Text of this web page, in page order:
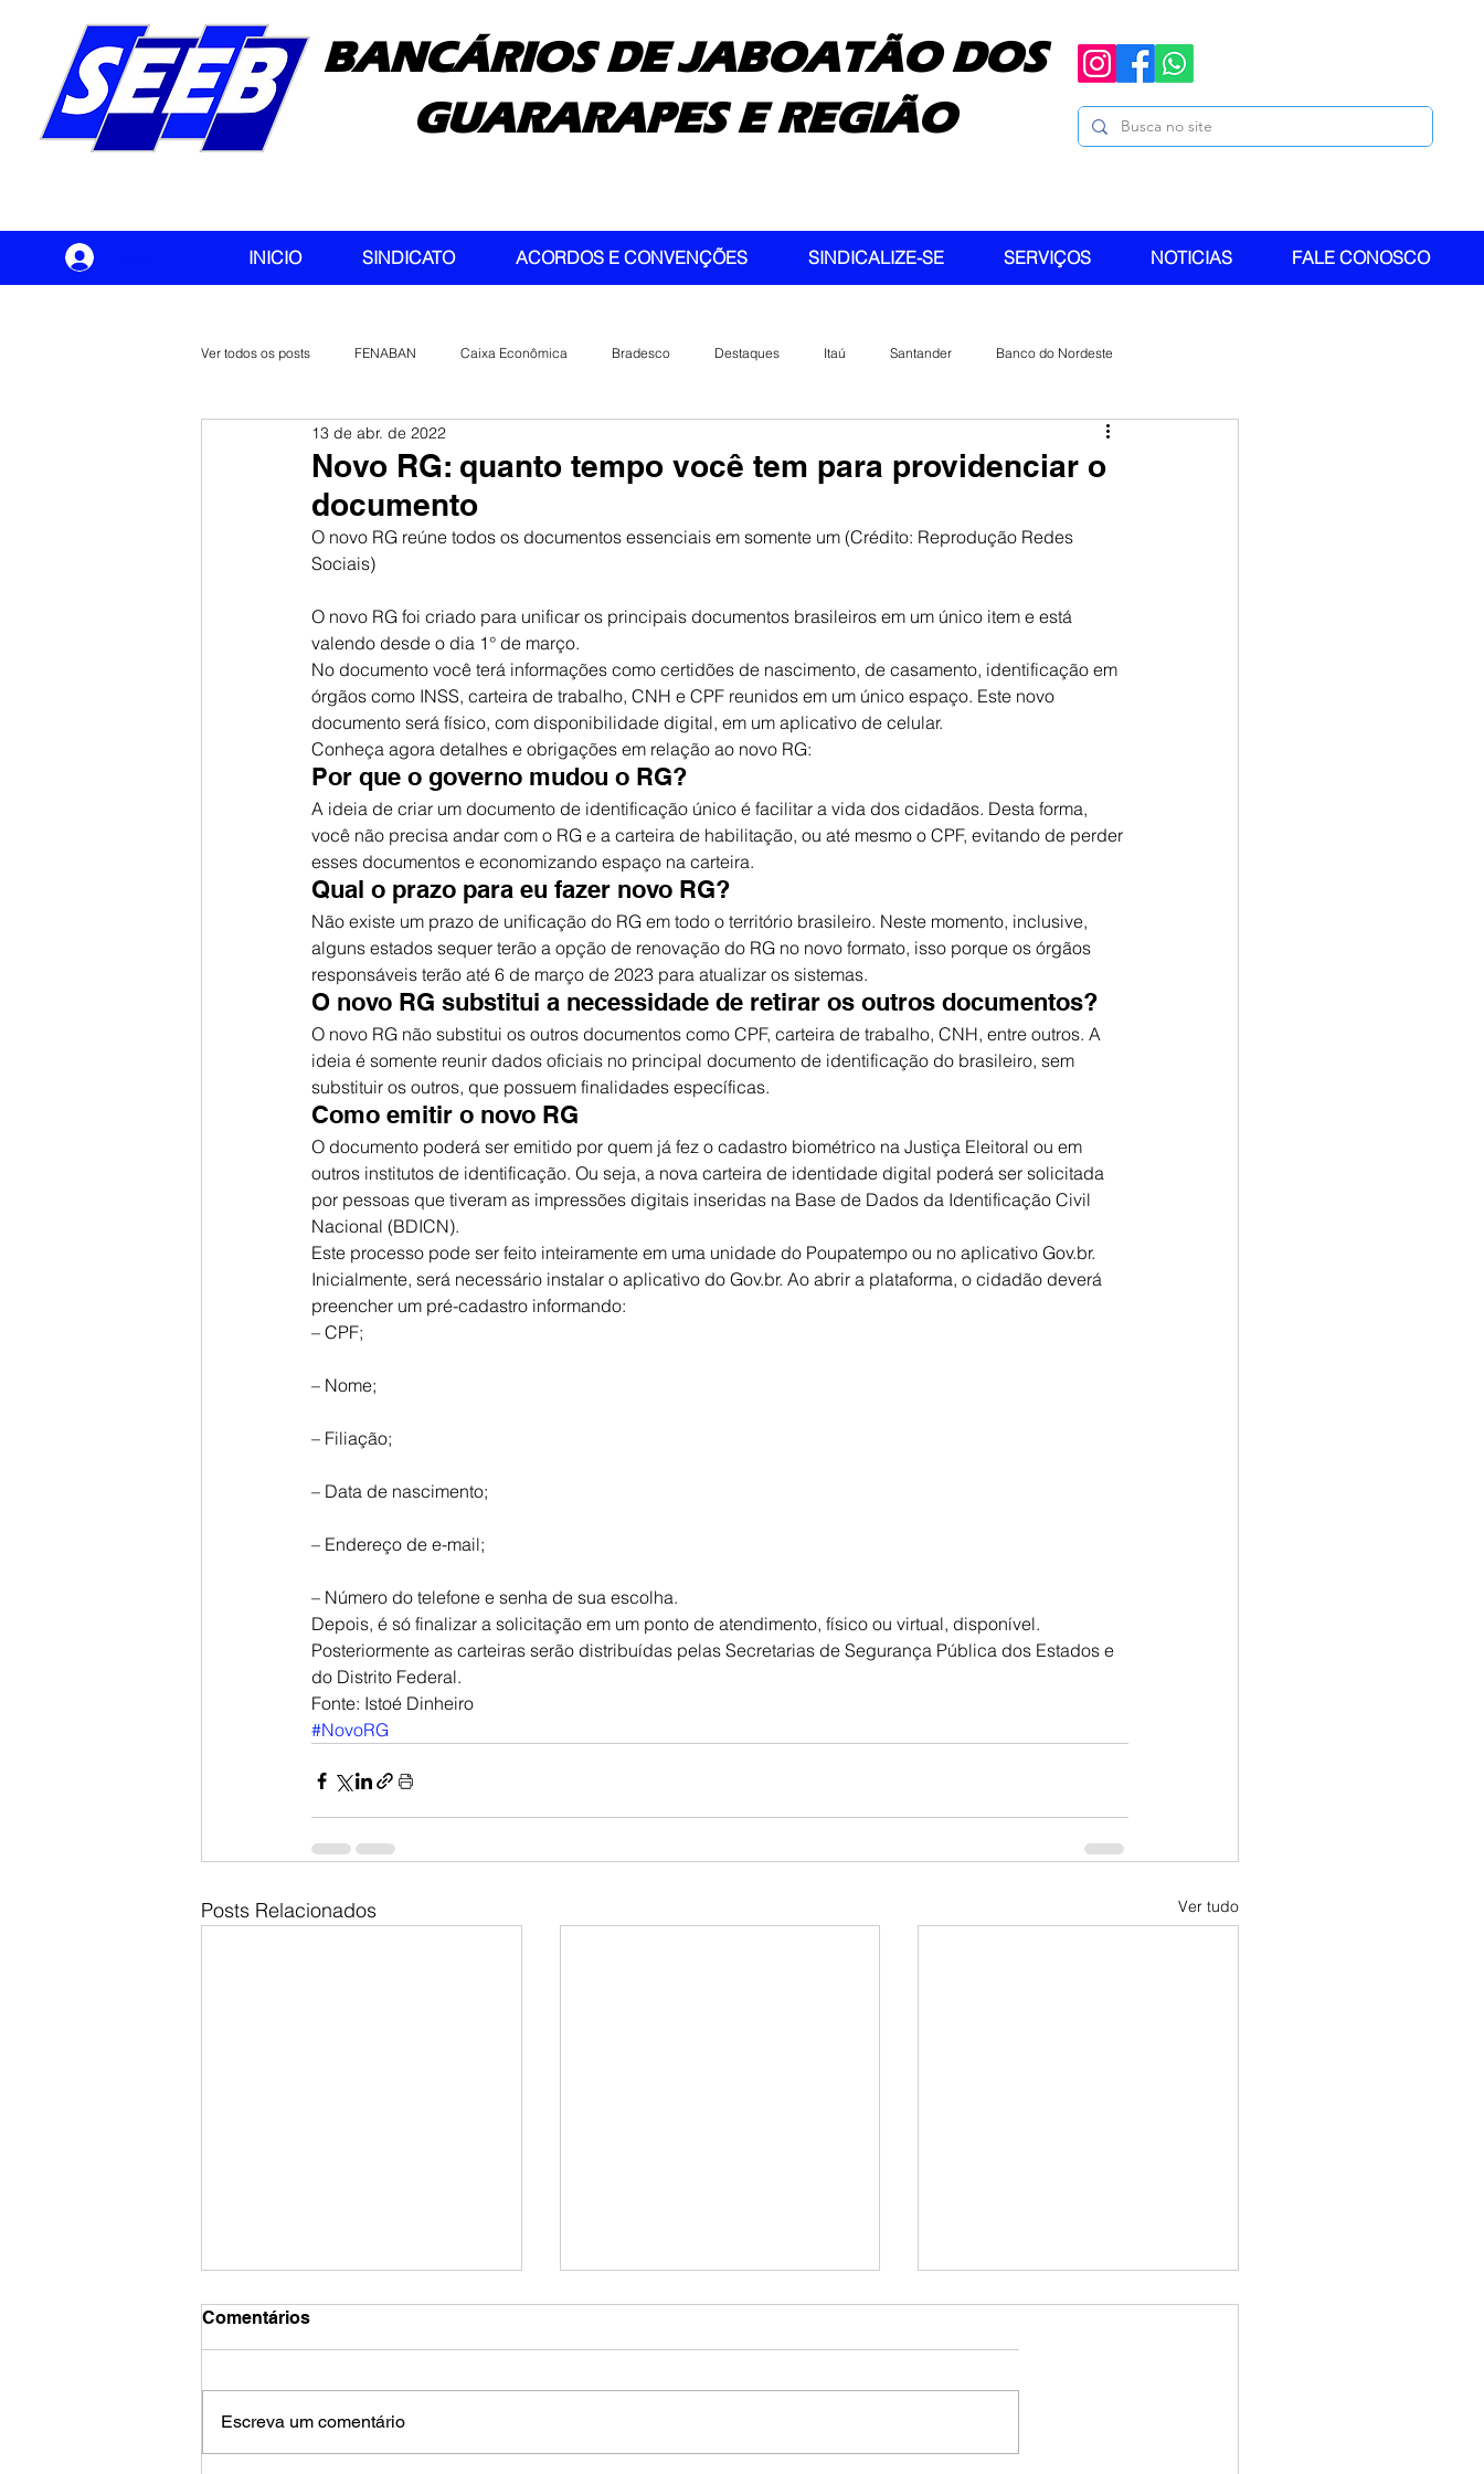
BANCÁRIOS DE JABOATÃO DOS
GUARARAPES E REGIÃO
INICIO SINDICATO ACORDOS E CONVENÇÕES SINDICALIZE-SE SERVIÇOS NOTICIAS FALE CONOSCO
Ver todos os posts FENABAN Caixa Econômica Bradesco Destaques Itaú Santander Banco do Nordeste
Banco do Brasil CONTEC
Novo RG: quanto tempo você tem para providenciar o
documento
13 de abr. de 2022
O novo RG reúne todos os documentos essenciais em somente um (Crédito: Reprodução Redes
Sociais)
O novo RG foi criado para unificar os principais documentos brasileiros em um único item e está
valendo desde o dia 1° de março.
No documento você terá informações como certidões de nascimento, de casamento, identificação em
órgãos como INSS, carteira de trabalho, CNH e CPF reunidos em um único espaço. Este novo
documento será físico, com disponibilidade digital, em um aplicativo de celular.
Conheça agora detalhes e obrigações em relação ao novo RG:
Por que o governo mudou o RG?
A ideia de criar um documento de identificação único é facilitar a vida dos cidadãos. Desta forma,
você não precisa andar com o RG e a carteira de habilitação, ou até mesmo o CPF, evitando de perder
esses documentos e economizando espaço na carteira.
Qual o prazo para eu fazer novo RG?
Não existe um prazo de unificação do RG em todo o território brasileiro. Neste momento, inclusive,
alguns estados sequer terão a opção de renovação do RG no novo formato, isso porque os órgãos
responsáveis terão até 6 de março de 2023 para atualizar os sistemas.
O novo RG substitui a necessidade de retirar os outros documentos?
O novo RG não substitui os outros documentos como CPF, carteira de trabalho, CNH, entre outros. A
ideia é somente reunir dados oficiais no principal documento de identificação do brasileiro, sem
substituir os outros, que possuem finalidades específicas.
Como emitir o novo RG
O documento poderá ser emitido por quem já fez o cadastro biométrico na Justiça Eleitoral ou em
outros institutos de identificação. Ou seja, a nova carteira de identidade digital poderá ser solicitada
por pessoas que tiveram as impressões digitais inseridas na Base de Dados da Identificação Civil
Nacional (BDICN).
Este processo pode ser feito inteiramente em uma unidade do Poupatempo ou no aplicativo Gov.br.
Inicialmente, será necessário instalar o aplicativo do Gov.br. Ao abrir a plataforma, o cidadão deverá
preencher um pré-cadastro informando:
– CPF;
– Nome;
– Filiação;
– Data de nascimento;
– Endereço de e-mail;
– Número do telefone e senha de sua escolha.
Depois, é só finalizar a solicitação em um ponto de atendimento, físico ou virtual, disponível.
Posteriormente as carteiras serão distribuídas pelas Secretarias de Segurança Pública dos Estados e
do Distrito Federal.
Fonte: Istoé Dinheiro
#NovoRG
Posts Relacionados Ver tudo
Comentários
Escreva um comentário